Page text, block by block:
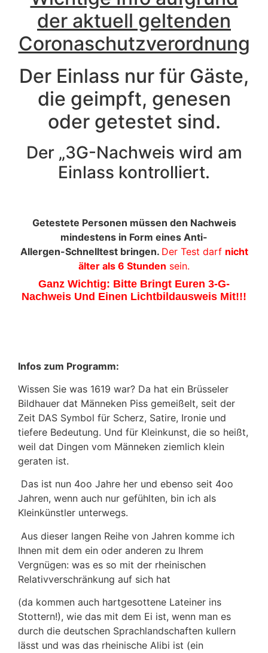
der aktuell geltenden
Coronaschutzverordnung
Der Einlass nur für Gäste,
die geimpft, genesen
oder getestet sind.
Der „3G-Nachweis wird am
Einlass kontrolliert.
Getestete Personen müssen den Nachweis
mindestens in Form eines Anti-
Allergen-Schnelltest bringen. Der Test darf nicht
älter als 6 Stunden sein.
Ganz Wichtig: Bitte Bringt Euren 3-G-
Nachweis Und Einen Lichtbildausweis Mit!!!
Infos zum Programm:
Wissen Sie was 1619 war? Da hat ein Brüsseler
Bildhauer dat Männeken Piss gemeißelt, seit der
Zeit DAS Symbol für Scherz, Satire, Ironie und
tiefere Bedeutung. Und für Kleinkunst, die so heißt,
weil dat Dingen vom Männeken ziemlich klein
geraten ist.
Das ist nun 4oo Jahre her und ebenso seit 4oo
Jahren, wenn auch nur gefühlten, bin ich als
Kleinkünstler unterwegs.
Aus dieser langen Reihe von Jahren komme ich
Ihnen mit dem ein oder anderen zu Ihrem
Vergnügen: was es so mit der rheinischen
Relativverschränkung auf sich hat
(da kommen auch hartgesottene Lateiner ins
Stottern!), wie das mit dem Ei ist, wenn man es
durch die deutschen Sprachlandschaften kullern
lässt und was das rheinische Alibi ist (ein